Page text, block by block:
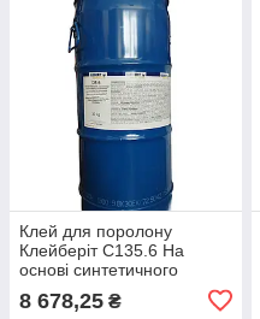
Клей для поролону
Клейберіт С135.6 На
основі синтетичного
8 678,25 ₴